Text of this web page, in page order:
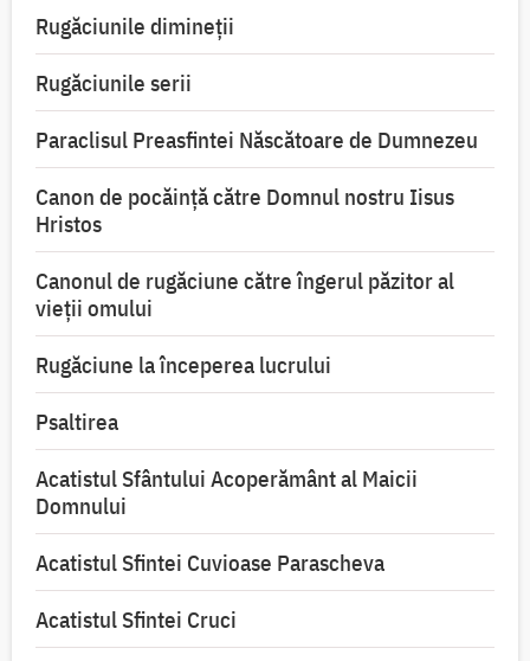
Rugăciunile dimineții
Rugăciunile serii
Paraclisul Preasfintei Născătoare de Dumnezeu
Canon de pocăință către Domnul nostru Iisus
Hristos
Canonul de rugăciune către îngerul păzitor al
vieții omului
Rugăciune la începerea lucrului
Psaltirea
Acatistul Sfântului Acoperământ al Maicii
Domnului
Acatistul Sfintei Cuvioase Parascheva
Acatistul Sfintei Cruci